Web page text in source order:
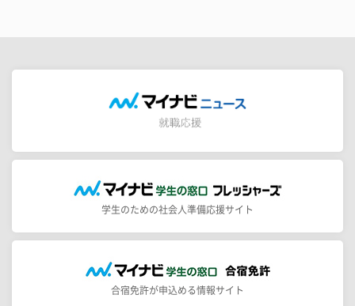
学生のための社会人準備応援サイト
合宿免許が申込める情報サイト